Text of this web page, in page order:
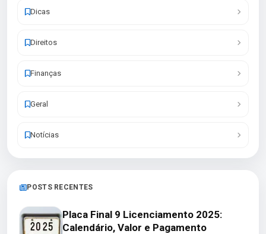
Dicas
Direitos
Finanças
Geral
Notícias
POSTS RECENTES
Placa Final 9 Licenciamento 2025:
Calendário, Valor e Pagamento